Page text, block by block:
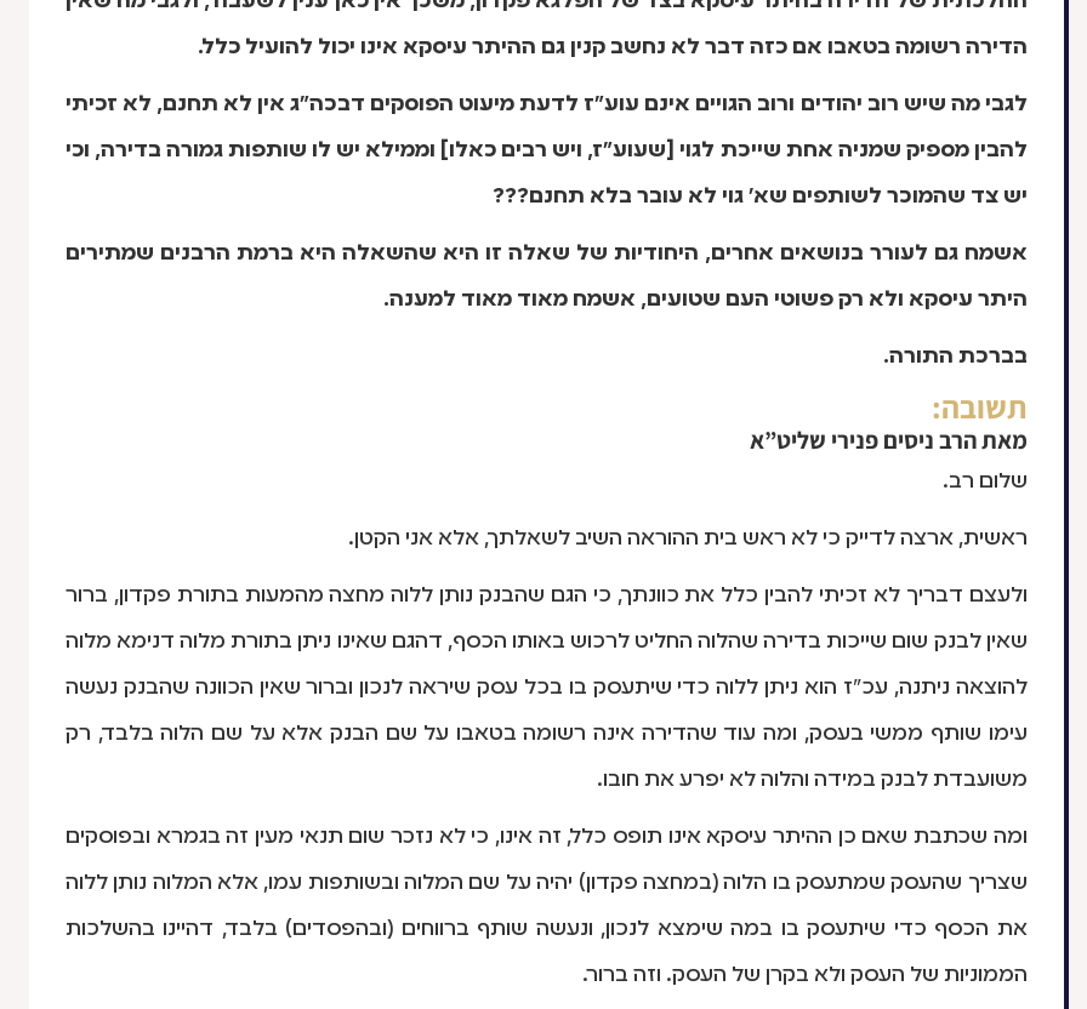
הדירה רשומה בטאבו אם כזה דבר לא נחשב קנין גם ההיתר עיסקא אינו יכול להועיל כלל.
לגבי מה שיש רוב יהודים ורוב הגויים אינם עוע"ז לדעת מיעוט הפוסקים דבכה"ג אין לא תחנם, לא זכיתי
להבין מספיק שמניה אחת שייכת לגוי [שעוע"ז, ויש רבים כאלו] וממילא יש לו שותפות גמורה בדירה, וכי
יש צד שהמוכר לשותפים שא' גוי לא עובר בלא תחנם???
אשמח גם לעורר בנושאים אחרים, היחודיות של שאלה זו היא שהשאלה היא ברמת הרבנים שמתירים
היתר עיסקא ולא רק פשוטי העם שטועים, אשמח מאוד מאוד למענה.
בברכת התורה.
תשובה:
מאתהרב ניסים פנירי שליט”א
שלום רב.
ראשית, ארצה לדייק כי לא ראש בית ההוראה השיב לשאלתך, אלא אני הקטן.
ולעצם דבריך לא זכיתי להבין כלל את כוונתך, כי הגם שהבנק נותן ללוה מחצה מהמעות בתורת פקדון, ברור
שאין לבנק שום שייכות בדירה שהלוה החליט לרכוש באותו הכסף, דהגם שאינו ניתן בתורת מלוה דנימא מלוה
להוצאה ניתנה, עכ"ז הוא ניתן ללוה כדי שיתעסק בו בכל עסק שיראה לנכון וברור שאין הכוונה שהבנק נעשה
עימו שותף ממשי בעסק, ומה עוד שהדירה אינה רשומה בטאבו על שם הבנק אלא על שם הלוה בלבד, רק
משועבדת לבנק במידה והלוה לא יפרע את חובו.
ומה שכתבת שאם כן ההיתר עיסקא אינו תופס כלל, זה אינו, כי לא נזכר שום תנאי מעין זה בגמרא ובפוסקים
שצריך שהעסק שמתעסק בו הלוה (במחצה פקדון) יהיה על שם המלוה ובשותפות עמו, אלא המלוה נותן ללוה
את הכסף כדי שיתעסק בו במה שימצא לנכון, ונעשה שותף ברווחים (ובהפסדים) בלבד, דהיינו בהשלכות
הממוניות של העסק ולא בקרן של העסק. וזה ברור.